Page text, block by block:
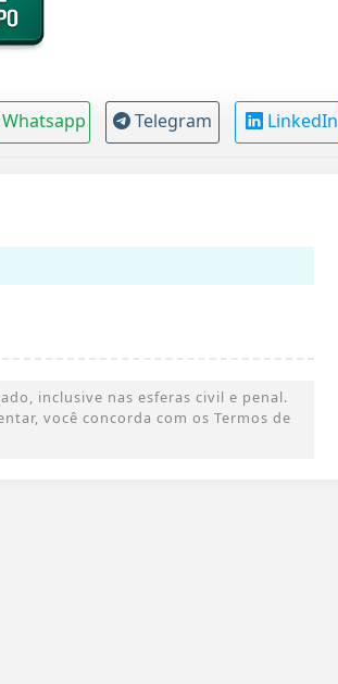
Whatsapp Telegram LinkedIn
inclusive nas esferas civil e penal.
você concorda com os Termos de